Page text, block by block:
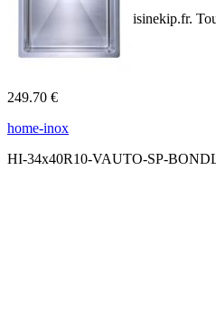
249.70 €
home-inox
HI-34x40R10-VAUTO-SP-
© Copyright 2014 Cuisinekip.fr.